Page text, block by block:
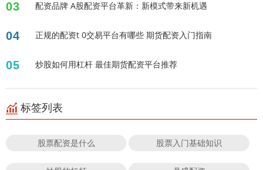
03 配资品牌 A股配资平台革新：新模式带来新机遇
04 正规的配资t 0交易平台有哪些 期货配资入门指南
05 炒股如何用杠杆 最佳期货配资平台推荐
标签列表
股票配资是什么 股票入门基础知识